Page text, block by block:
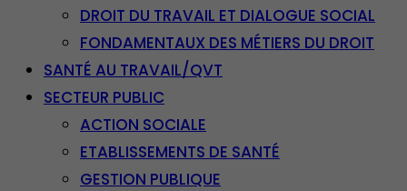
DROIT DU TRAVAIL ET DIALOGUE SOCIAL
FONDAMENTAUX DES MÉTIERS DU DROIT
SANTÉ AU TRAVAIL/QVT
SECTEUR PUBLIC
ACTION SOCIALE
ETABLISSEMENTS DE SANTÉ
GESTION PUBLIQUE